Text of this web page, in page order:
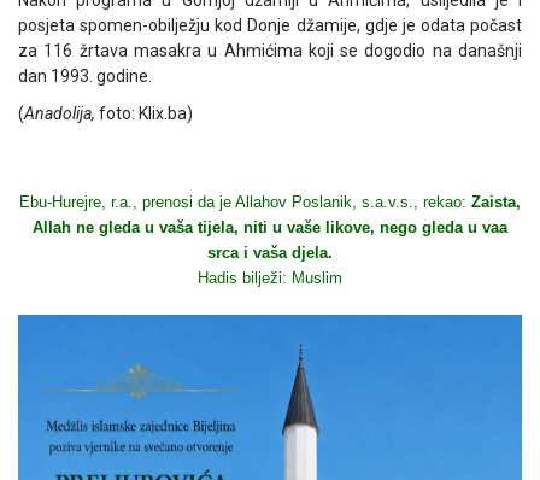
posjeta spomen-obilježju kod Donje džamije, gdje je odata počast
za 116 žrtava masakra u Ahmićima koji se dogodio na današnji
dan 1993. godine.
(Anadolija, foto: Klix.ba)
Ebu-Hurejre, r.a., prenosi da je Allahov Poslanik, s.a.v.s., rekao: Zaista,
Allah ne gleda u vaša tijela, niti u vaše likove, nego gleda u vaa
srca i vaša djela.
Hadis bilježi: Muslim